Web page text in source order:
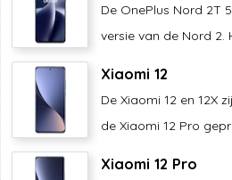
De OnePlus Nord 2T
versie van de Nord 2.
Xiaomi 12
De Xiaomi 12 en 12X
de Xiaomi 12 Pro
Xiaomi 12 Pro